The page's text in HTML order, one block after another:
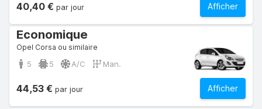
Afficher
40,40 € par jour
Economique
Opel Corsa ou similaire
5 5 A/C Man.
Afficher
44,53 € par jour